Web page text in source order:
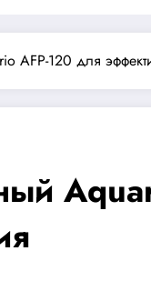
AFP-120 для